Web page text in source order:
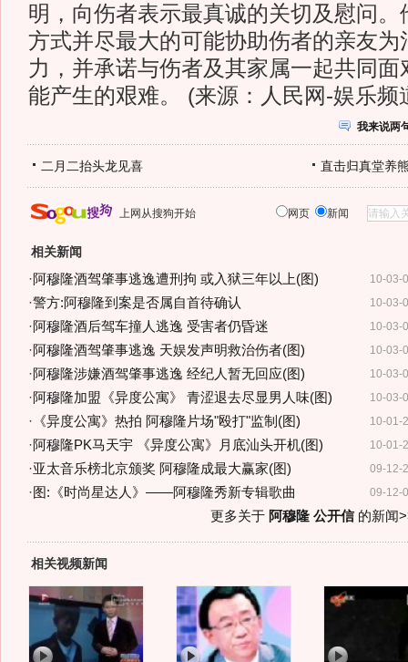
明，向伤者表示最真诚的关切及慰问。
方式并尽最大的可能协助伤者的亲友为
力，并承诺与伤者及其家属一起共同
能产生的艰难。 (来源：人民网-娱乐频
我来说两
二月二抬头龙见喜 直击归真堂养
上网从搜狗开始 网页 新闻
相关新闻
10-03-
·阿穆隆酒驾肇事逃逸遭刑拘 或入狱三年以上(图)
10-03-
·警方:阿穆隆到案是否属自首待确认
10-03-
·阿穆隆酒后驾车撞人逃逸 受害者仍昏迷
10-03-
·阿穆隆酒驾肇事逃逸 天娱发声明救治伤者(图)
10-03-
·阿穆隆涉嫌酒驾肇事逃逸 经纪人暂无回应(图)
10-03-
·阿穆隆加盟《异度公寓》 青涩退去尽显男人味(图)
10-01-
· 《异度公寓》热拍 阿穆隆片场"殴打"监制(图)
10-01-
·阿穆隆PK马天宇 《异度公寓》月底汕头开机(图)
09-12-
·亚太音乐榜北京颁奖 阿穆隆成最大赢家(图)
09-12-
· 图:《时尚星达人》——阿穆隆秀新专辑歌曲
更多关于 阿穆隆 公开信的新闻
相关视频新闻